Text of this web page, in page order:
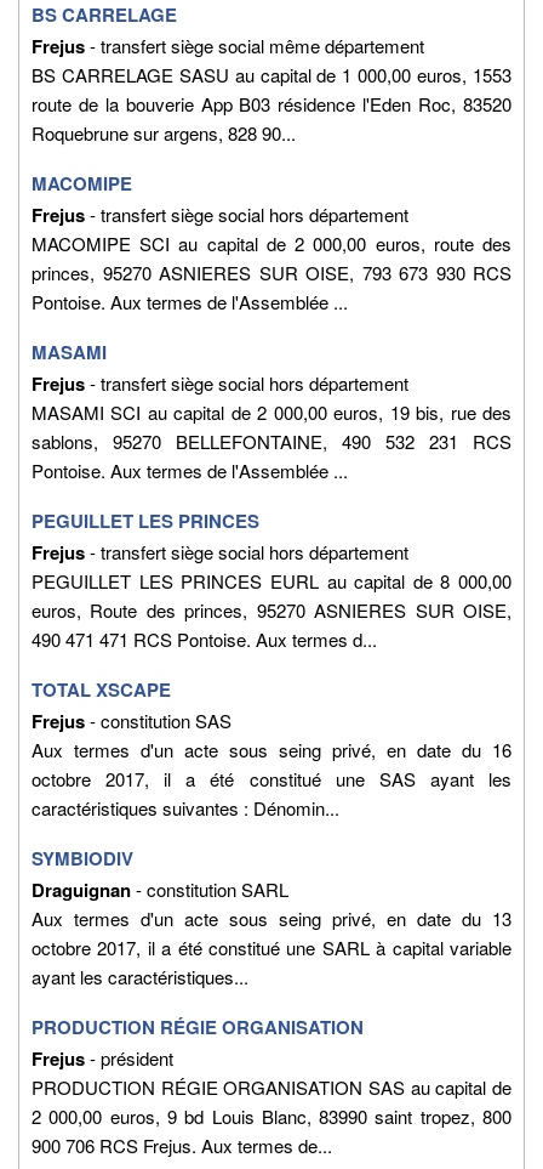
BS CARRELAGE
Frejus- transfert siège social même département
BS CARRELAGE SASU au capital de 1 000,00 euros, 1553
route de la bouverie App B03 résidence l'Eden Roc, 83520
Roquebrune sur argens, 828 90...
MACOMIPE
Frejus- transfert siège social hors département
MACOMIPE SCI au capital de 2 000,00 euros, route des
princes, 95270 ASNIERES SUR OISE, 793 673 930 RCS
Pontoise. Aux termes de l'Assemblée ...
MASAMI
Frejus- transfert siège social hors département
MASAMI SCI au capital de 2 000,00 euros, 19 bis, rue des
sablons, 95270 BELLEFONTAINE, 490 532 231 RCS
Pontoise. Aux termes de l'Assemblée ...
PEGUILLET LES PRINCES
Frejus- transfert siège social hors département
PEGUILLET LES PRINCES EURL au capital de 8 000,00
euros, Route des princes, 95270 ASNIERES SUR OISE,
490 471 471 RCS Pontoise. Aux termes d...
TOTAL XSCAPE
Frejus- constitution SAS
Aux termes d'un acte sous seing privé, en date du 16
octobre 2017, il a été constitué une SAS ayant les
caractéristiques suivantes : Dénomin...
SYMBIODIV
Draguignan- constitution SARL
Aux termes d'un acte sous seing privé, en date du 13
octobre 2017, il a été constitué une SARL à capital variable
ayant les caractéristiques...
PRODUCTION RÉGIE ORGANISATION
Frejus- président
PRODUCTION RÉGIE ORGANISATION SAS au capital de
2 000,00 euros, 9 bd Louis Blanc, 83990 saint tropez, 800
900 706 RCS Frejus. Aux termes de...